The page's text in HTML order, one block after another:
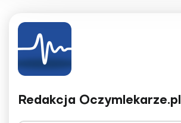
Redakcja Oczymlekarze.pl